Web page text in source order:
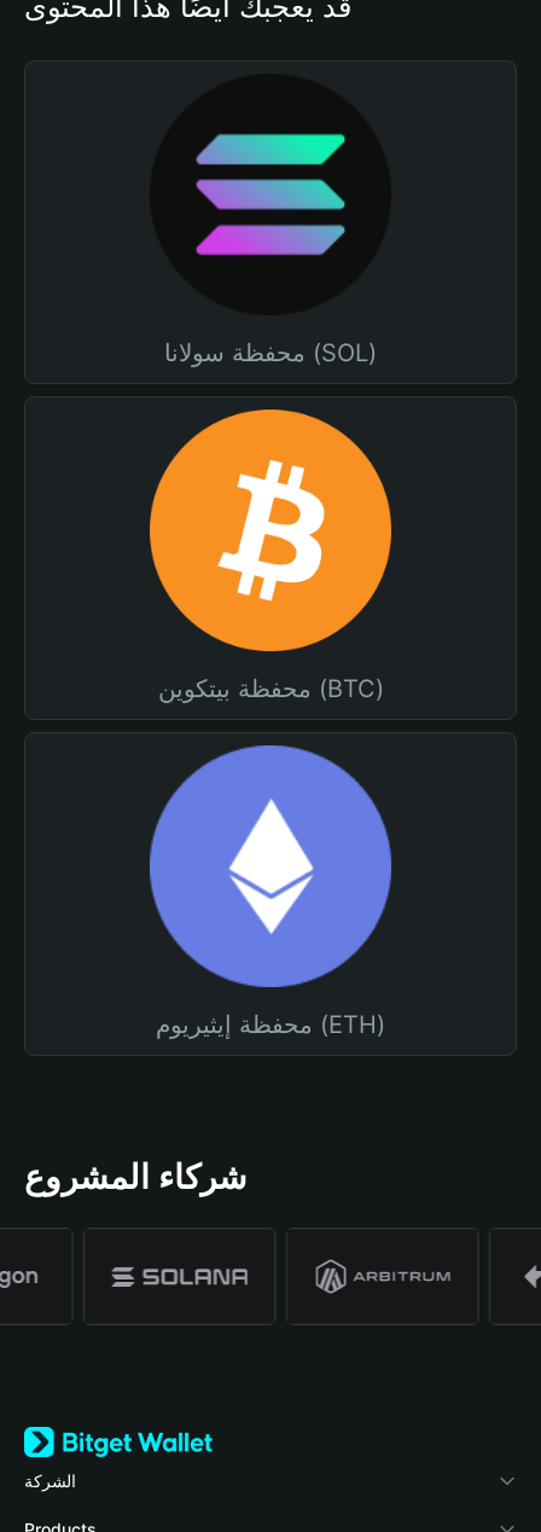
محفظة سولانا (SOL)
محفظة بيتكوين (BTC)
محفظة إيثيريوم (ETH)
شركاء المشروع
الشركة